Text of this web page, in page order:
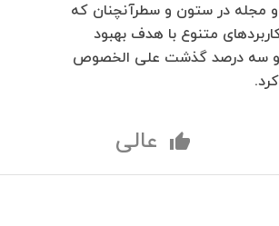
و مجله در ستون و سطرآنچنان که
متنوع با هدف بهبود
و سه درصد گذشت علی الخصوص
thumb_up عالی